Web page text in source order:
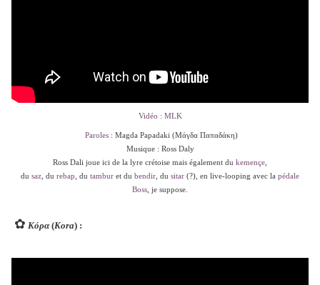
Vidéo : MLK
Paroles: Magda Papadaki (Μάγδα Παπαδάκη)
Musique : Ross Daly
Ross Dali joue ici de la lyre crétoise mais également du kemençe
du saz , du rebap , du tambur et du bendir , du sitar (?), en live-looping avec la pédale
Boss , je suppose.
✿ Κόρα(Kora) :